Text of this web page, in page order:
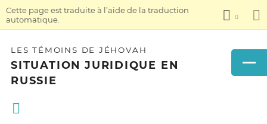
Cette page est traduite à l’aide de la traduction
automatique.
LES TÉMOINS DE JÉHOVAH
SITUATION JURIDIQUE EN
RUSSIE